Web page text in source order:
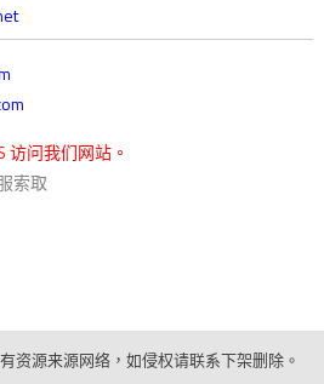
访问我们网站。
索取
资源来源网络，如侵权请联系下架删除。